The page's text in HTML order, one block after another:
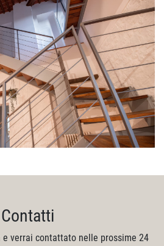
Contatti
verrai contattato nelle prossime 24